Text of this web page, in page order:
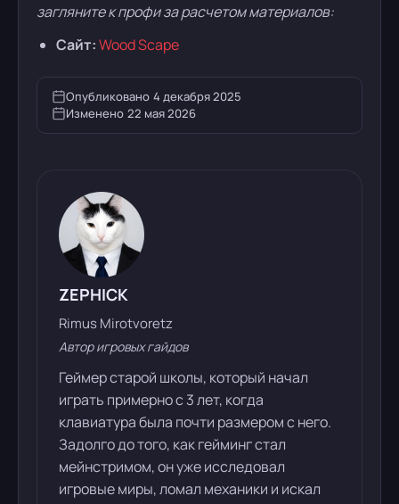
загляните к профи за расчетом материалов:
Сайт:Wood Scape
Опубликовано 4 декабря 2025
Изменено 22 мая 2026
ZEPHICK
Rimus Mirotvoretz
Автор игровых гайдов
Геймер старой школы, который начал
играть примерно с 3 лет, когда
клавиатура была почти размером с него.
Задолго до того, как гейминг стал
мейнстримом, он уже исследовал
игровые миры, ломал механики и искал